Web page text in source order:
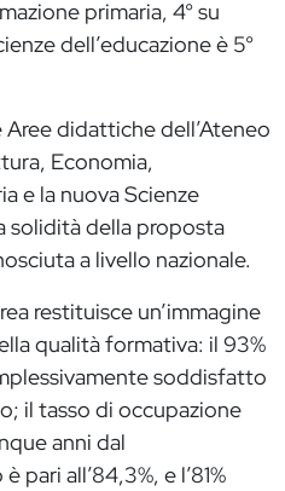
primaria, 4° su
dell’educazione è 5°
didattiche dell’Ateneo
Economia,
e la nuova Scienze
solidità della proposta
a livello nazionale.
restituisce un’immagine
qualità formativa: il 93%
soddisfatto
il tasso di occupazione
anni dal
all’84,3%, e l’81%